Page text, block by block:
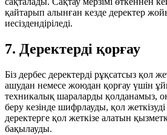
қайтарып алынған кезде деректер
иесіздендіріледі.
7. Деректерді қорғау
Біз дербес деректерді рұқсатсыз қол
ашудан немесе жоюдан қорғау үшін
техникалық шараларды қолданамыз,
беру кезінде шифрлауды, қол
деректерге қол жеткізе алатын
бақылауды.